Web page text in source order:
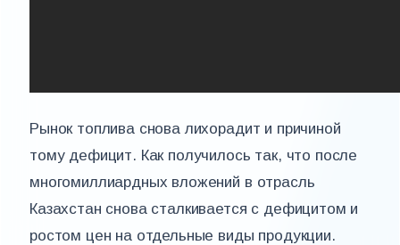
Рынок топлива снова лихорадит и причиной
тому дефицит. Как получилось так, что после
многомиллиардных вложений в отрасль
Казахстан снова сталкивается с дефицитом и
ростом цен на отдельные виды продукции.